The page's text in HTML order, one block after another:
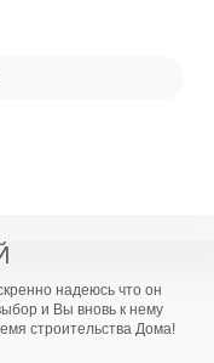
надеюсь что он
и Вы вновь к нему
строительства Дома!